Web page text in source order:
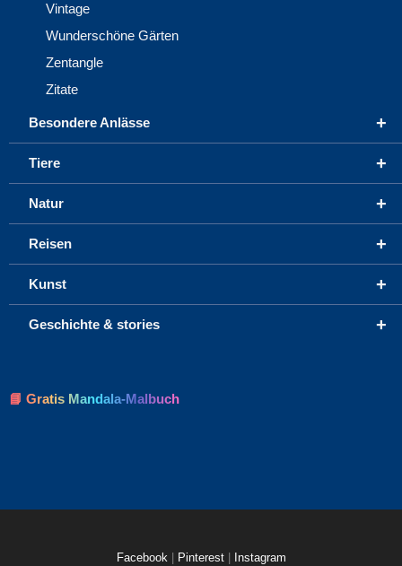
Vintage
Wunderschöne Gärten
Zentangle
Zitate
+
Besondere Anlässe
+
Tiere
+
Natur
+
Reisen
+
Kunst
+
Geschichte & stories
📘 Gratis Mandala-Malbuch
Facebook Pinterest Instagram